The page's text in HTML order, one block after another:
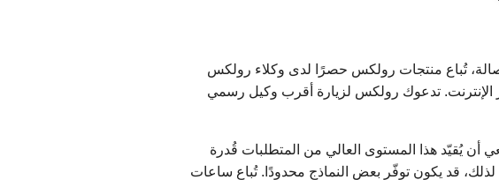
تُباع منتجات رولكس حصرًا لدى وكلاء رولكس
الإنترنت. تدعوك رولكس لزيارة أقرب وكيل رسمي
أن يُقيّد هذا المستوى العالي من المتطلبات قُدرة
قد يكون توفّر بعض النماذج محدودًا. تُباع ساعات